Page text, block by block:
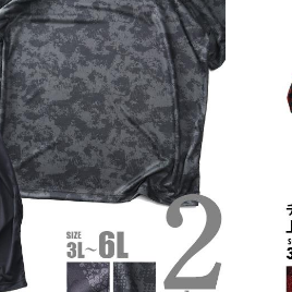
内にご連絡ください。
返品交換不可とさせて頂いております。予め